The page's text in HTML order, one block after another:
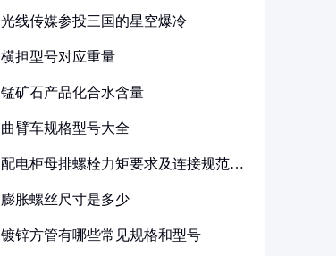
光线传媒参投三国的星空爆冷
横担型号对应重量
锰矿石产品化合水含量
曲臂车规格型号大全
配电柜母排螺栓力矩要求及连接规范详
膨胀螺丝尺寸是多少
镀锌方管有哪些常见规格和型号